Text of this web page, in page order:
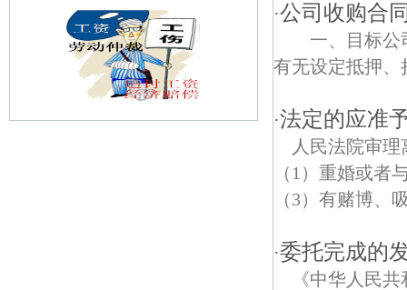
·公司收购合
一、目标
有无设定抵押
·法定的应准
人民法院审
（1）重婚或者
（3）有赌博、
·委托完成的
《中华人民